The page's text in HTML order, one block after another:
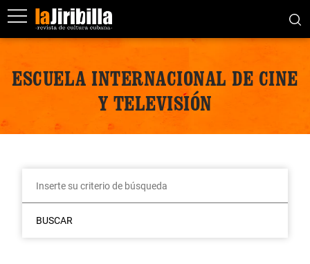
ESCUELA INTERNACIONAL DE CINE
Y TELEVISIÓN
BUSCAR